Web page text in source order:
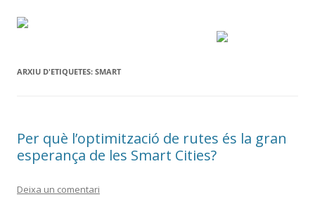
ARXIU D'ETIQUETES: SMART
Per què l’optimització de rutes és la gran
esperança de les Smart Cities?
Deixa un comentari